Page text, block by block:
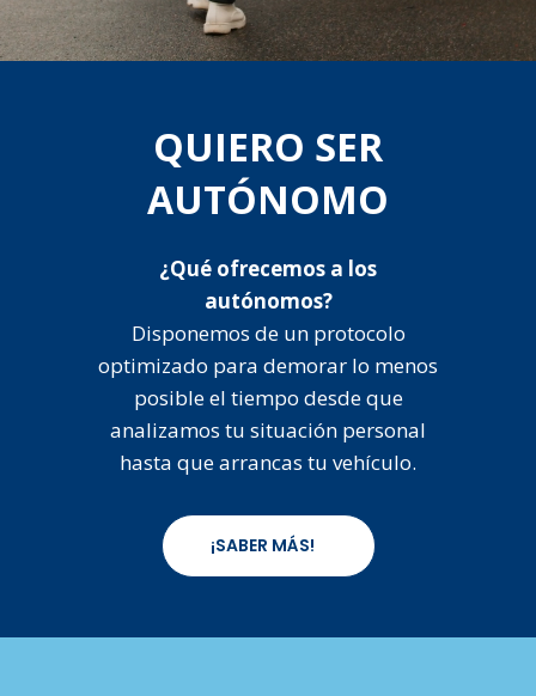
QUIERO SER
AUTÓNOMO
¿Qué ofrecemos a los
autónomos?
Disponemos de un protocolo
optimizado para demorar lo menos
posible el tiempo desde que
analizamos tu situación personal
hasta que arrancas tu vehículo.
¡SABER MÁS!